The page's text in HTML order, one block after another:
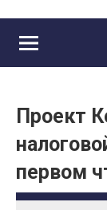
Проект
первом